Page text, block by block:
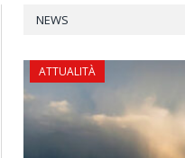
NEWS
ATTUALITÀ